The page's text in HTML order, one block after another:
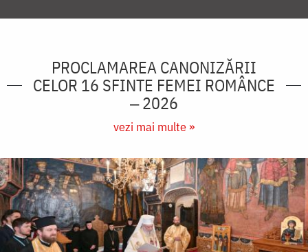
PROCLAMAREA CANONIZĂRII
CELOR 16 SFINTE FEMEI ROMÂNCE
‒ 2026
vezi mai multe »